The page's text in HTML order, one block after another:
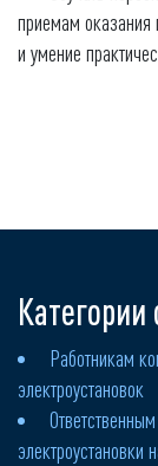
приемам
и умение
Работникам
электроустановок